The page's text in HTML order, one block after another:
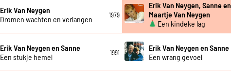
Erik Van Neygen
Dromen wachten en verlangen
1979
Erik Van Neygen, Sanne en
Maartje Van Neygen
Een kindeke lag
Erik Van Neygen en Sanne
Een stukje hemel
1991
Erik Van Neygen en Sanne
Een wrang gevoel